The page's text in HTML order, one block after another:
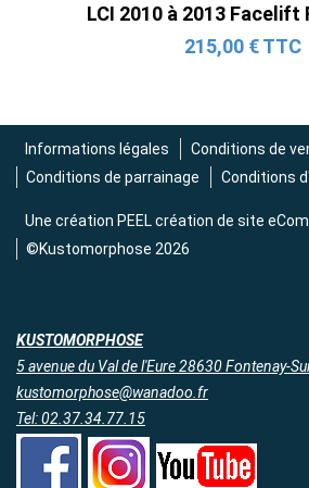
(2015-2023)
2 690,00 € TTC
LCI 2010 à 2013 Facelift
215,00 € TTC
Informations légales
Conditions de
Conditions de parrainage
Conditions
Une création PEEL création de site
©Kustomorphose 2026
KUSTOMORPHOSE
5 avenue du Val de l'Eure 28630 Fontenay-
kustomorphose@wanadoo.fr
Tel: 02.37.34.77.15